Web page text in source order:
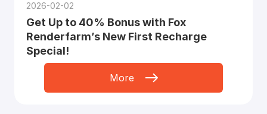
2026-02-02
Get Up to 40% Bonus with Fox
Renderfarm’s New First Recharge
Special!
More